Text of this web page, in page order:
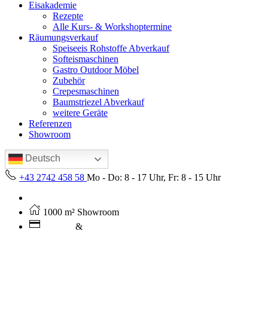
Eisakademie
Rezepte
Alle Kurs- & Workshoptermine
Räumungsverkauf
Speiseeis Rohstoffe Abverkauf
Softeismaschinen
Gastro Outdoor Möbel
Zubehör
Crepesmaschinen
Baumstriezel Abverkauf
weitere Geräte
Referenzen
Showroom
Deutsch
+43 2742 458 58 Mo - Do: 8 - 17 Uhr, Fr: 8 - 15 Uhr
1000 m² Showroom
&